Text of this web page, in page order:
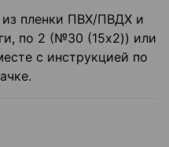
из пленки ПВХ/ПВДХ и
по 2 (№30 (15x2)) или
с инструкцией по